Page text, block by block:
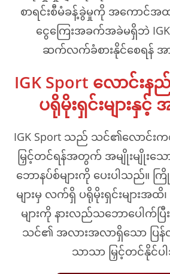
စာရင်းစီမံခန့်ခွဲမှုကို အကောင်အ
ငွေကြေးအခက်အခဲမရှိဘဲ
ဆက်လက်ခံစားနိုင်စေရန် အ
IGK Sport လောင်းန
ပရိုမိုးရှင်းများနှင့်
IGK Sport သည် သင်၏လောင်
မြှင့်တင်ရန်အတွက် အမျိုးမျိုးသော
ဘောနပ်စ်များကို ပေးပါသည်။
များမှ လက်ရှိ ပရိုမိုးရှင်းများအ
များကို နားလည်သဘောပေါက်ပြီး
သင်၏ အလားအလာရှိသော ပြန်
သာသာ မြှင့်တင်နိုင်ပ